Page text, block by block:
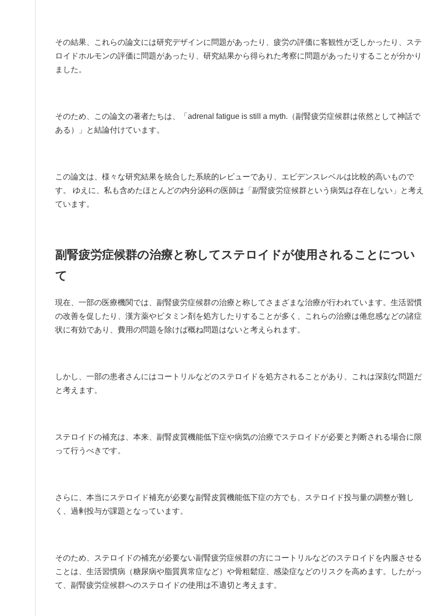
その結果、これらの論文には研究デザインに問題があったり、疲労の評価に客観性が乏しかったり、ステ
ロイドホルモンの評価に問題があったり、研究結果から得られた考察に問題があったりすることが分かり
ました。
そのため、この論文の著者たちは、「adrenal fatigue is still a myth.（副腎疲労症候群は依然として神話で
ある）」と結論付けています。
この論文は、様々な研究結果を統合した系統的レビューであり、エビデンスレベルは比較的高いもので
す。 ゆえに、私も含めたほとんどの内分泌科の医師は「副腎疲労症候群という病気は存在しない」と考え
ています。
副腎疲労症候群の治療と称してステロイドが使用されることについ
て
現在、一部の医療機関では、副腎疲労症候群の治療と称してさまざまな治療が行われています。生活習慣
の改善を促したり、漢方薬やビタミン剤を処方したりすることが多く、これらの治療は倦怠感などの諸症
状に有効であり、費用の問題を除けば概ね問題はないと考えられます。
しかし、一部の患者さんにはコートリルなどのステロイドを処方されることがあり、これは深刻な問題だ
と考えます。
ステロイドの補充は、本来、副腎皮質機能低下症や病気の治療でステロイドが必要と判断される場合に限
って行うべきです。
さらに、本当にステロイド補充が必要な副腎皮質機能低下症の方でも、ステロイド投与量の調整が難し
く、過剰投与が課題となっています。
そのため、ステロイドの補充が必要ない副腎疲労症候群の方にコートリルなどのステロイドを内服させる
ことは、生活習慣病（糖尿病や脂質異常症など）や骨粗鬆症、感染症などのリスクを高めます。したがっ
て、副腎疲労症候群へのステロイドの使用は不適切と考えます。